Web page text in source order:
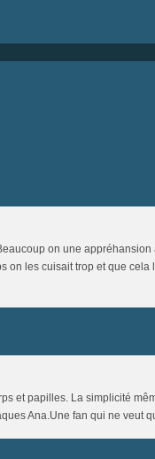
on une
on les cuisait trop et que cela
et papilles. La simplicité
Ana.Une fan qui ne veut